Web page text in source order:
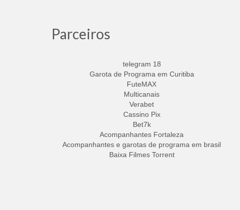
Parceiros
telegram 18
Garota de Programa em Curitiba
FuteMAX
Multicanais
Verabet
Cassino Pix
Bet7k
Acompanhantes Fortaleza
Acompanhantes e garotas de programa em brasil
Baixa Filmes Torrent